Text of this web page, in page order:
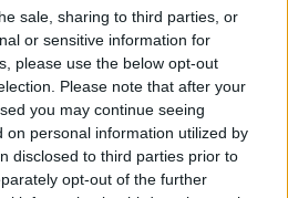
sale, sharing to third parties, or
or sensitive information for
please use the below opt-out
Please note that after your
you may continue seeing
on personal information utilized by
disclosed to third parties prior to
opt-out of the further
veikla nėra kažkoks
pradėjo tikrai stipriai
Mama visada buvo
man tuščius CD, kad